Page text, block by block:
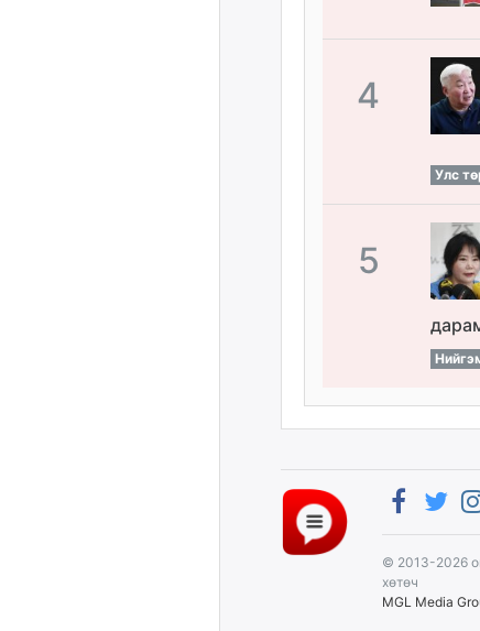
4
Улс
5
© 2013-2026
хөтөч
MGL Media